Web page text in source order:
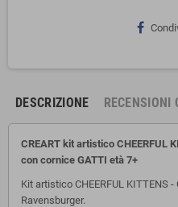
DESCRIZIONE RECENSIONI
CREART kit artistico CHEERFUL
con cornice GATTI età 7+
Kit artistico CHEERFUL KITTENS -
Ravensburger.